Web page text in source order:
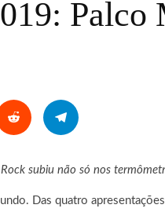
Palco
subiu não só nos
Das quatro